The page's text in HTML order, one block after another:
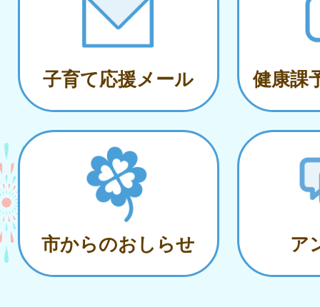
子育て応援メール 健康課
市からのおしらせ ア